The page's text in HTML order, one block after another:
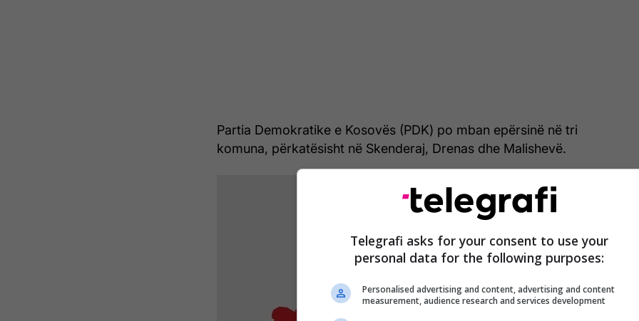
Partia Demokratike e Kosovës (PDK) po mban epërsinë në tri
komuna, përkatësisht në Skenderaj, Drenas dhe Malishevë.
Telegrafi asks for your consent to use your
personal data for the following purposes:
Personalised advertising and content, advertising and content
measurement, audience research and services development